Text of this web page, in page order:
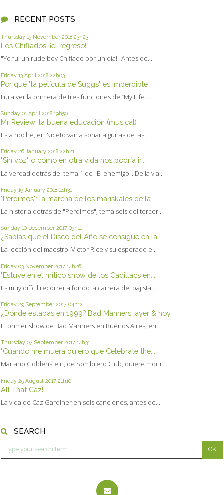
RECENT POSTS
Thursday 15 November 2018 23h23
Los Chiflados: ¡el regreso!
"Yo fui un rude boy Chiflado por un día!" Antes de...
Friday 13 April 2018 22h03
Por qué "la película de Suggs" es imperdible
Fui a ver la primera de tres funciones de “My Life...
Sunday 01 April 2018 19h50
Mr Review: la buena educación (musical)
Esta noche, en Niceto van a sonar algunas de las...
Friday 26 January 2018 22h21
"Sin voz" o cómo en otra vida nos podría ir...
La verdad detrás del tema 1 de "El enemigo". De la v a...
Friday 19 January 2018 14h31
"Perdimos": la marcha de los mariskales de la...
La historia detrás de "Perdimos", tema seis del tercer...
Sunday 10 December 2017 05h11
¿Sabías que el Disco del Año se consigue en la...
La lección del maestro: Victor Rice y su esperado e...
Friday 03 November 2017 14h26
"Estuve en el mítico show de los Cadillacs en...
Es muy difícil recorrer a fondo la carrera del bajista...
Friday 29 September 2017 04h12
¿Dónde estabas en 1999? Bad Manners, ayer & hoy
El primer show de Bad Manners en Buenos Aires, en...
Thursday 07 September 2017 14h31
"Cuando me muera quiero que Celebrate the...
Mariano Goldenstein, de Sombrero Club, quiere morir...
Friday 25 August 2017 21h10
All That Caz!
La vida de Caz Gardiner en seis canciones, antes de...
SEARCH